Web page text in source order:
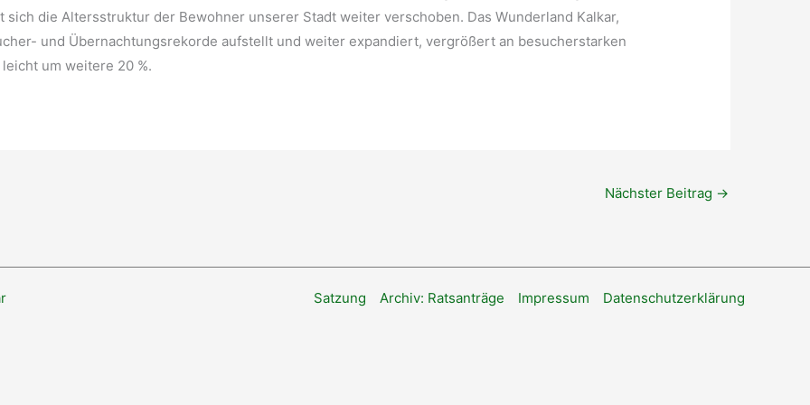
sich die Altersstruktur der Bewohner unserer Stadt weiter verschoben. Das Wunderland Kalkar,
und Übernachtungsrekorde aufstellt und weiter expandiert, vergrößert an besucherstarken
um weitere 20 %.
Nächster Beitrag →
Satzung Archiv: Ratsanträge Impressum Datenschutzerklärung